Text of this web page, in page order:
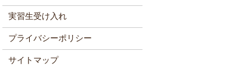
実習生受け入れ
プライバシーポリシー
サイトマップ